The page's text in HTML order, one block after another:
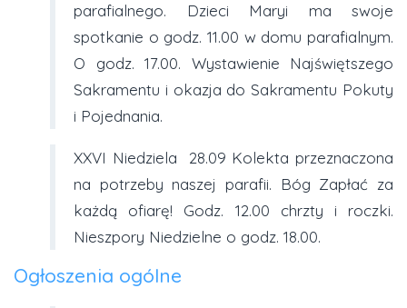
parafialnego. Dzieci Maryi ma swoje
spotkanie o godz. 11.00 w domu parafialnym.
O godz. 17.00. Wystawienie Najświętszego
Sakramentu i okazja do Sakramentu Pokuty
i Pojednania.
XXVI Niedziela 28.09 Kolekta przeznaczona
na potrzeby naszej parafii. Bóg Zapłać za
każdą ofiarę! Godz. 12.00 chrzty i roczki.
Nieszpory Niedzielne o godz. 18.00.
Ogłoszenia ogólne